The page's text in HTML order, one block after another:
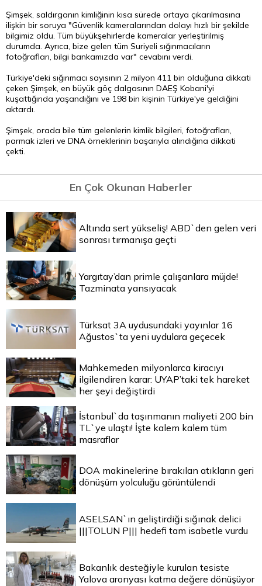
Şimşek, saldırganın kimliğinin kısa sürede ortaya çıkarılmasına
ilişkin bir soruya "Güvenlik kameralarından dolayı hızlı bir şekilde
bilgimiz oldu. Tüm büyükşehirlerde kameralar yerleştirilmiş
durumda. Ayrıca, bize gelen tüm Suriyeli sığınmacıların
fotoğrafları, bilgi bankamızda var" cevabını verdi.
Türkiye'deki sığınmacı sayısının 2 milyon 411 bin olduğuna dikkati
çeken Şimşek, en büyük göç dalgasının DAEŞ Kobani'yi
kuşattığında yaşandığını ve 198 bin kişinin Türkiye'ye geldiğini
aktardı.
Şimşek, orada bile tüm gelenlerin kimlik bilgileri, fotoğrafları,
parmak izleri ve DNA örneklerinin başarıyla alındığına dikkati
çekti.
En Çok Okunan Haberler
Altında sert yükseliş! ABD`den gelen veri
sonrası tırmanışa geçti
Yargıtay’dan primle çalışanlara müjde!
Tazminata yansıyacak
Türksat 3A uydusundaki yayınlar 16
Ağustos`ta yeni uydulara geçecek
Mahkemeden milyonlarca kiracıyı
ilgilendiren karar: UYAP’taki tek hareket
her şeyi değiştirdi
İstanbul`da taşınmanın maliyeti 200 bin
TL`ye ulaştı! İşte kalem kalem tüm
masraflar
DOA makinelerine bırakılan atıkların geri
dönüşüm yolculuğu görüntülendi
ASELSAN`ın geliştirdiği sığınak delici
|||TOLUN P||| hedefi tam isabetle vurdu
Bakanlık desteğiyle kurulan tesiste
Yalova aronyası katma değere dönüşüyor